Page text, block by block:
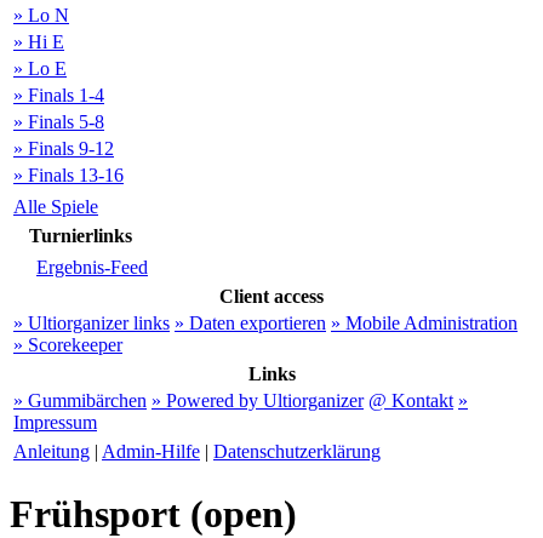
» Lo N
» Hi E
» Lo E
» Finals 1-4
» Finals 5-8
» Finals 9-12
» Finals 13-16
Alle Spiele
Turnierlinks
Ergebnis-Feed
Client access
» Ultiorganizer links » Daten exportieren » Mobile Administration
» Scorekeeper
Links
» Gummibärchen » Powered by Ultiorganizer @ Kontakt »
Impressum
Anleitung | Admin-Hilfe | Datenschutzerklärung
Frühsport (open)